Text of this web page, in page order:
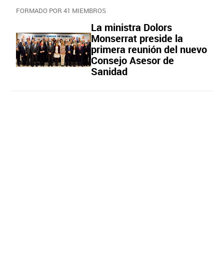
FORMADO POR 41 MIEMBROS
La ministra Dolors
Monserrat preside la
primera reunión del nuevo
Consejo Asesor de
Sanidad